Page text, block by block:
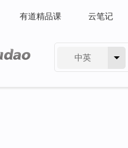
有道精品课 云笔记
中英